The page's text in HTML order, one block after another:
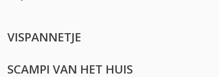
VISPANNETJE
SCAMPI VAN HET HUIS